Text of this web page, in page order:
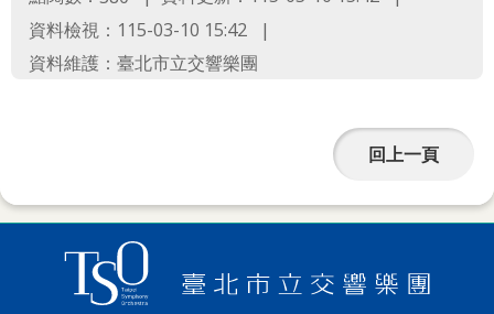
資料檢視：115-03-10 15:42
資料維護：臺北市立交響樂團
回上一頁